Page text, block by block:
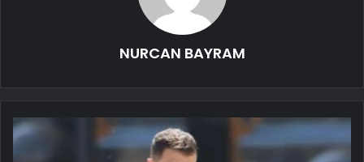
NURCAN BAYRAM